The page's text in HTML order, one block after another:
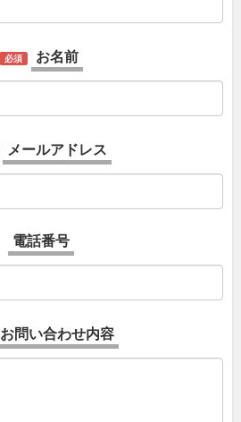
必須 お名前
メールアドレス
電話番号
お問い合わせ内容